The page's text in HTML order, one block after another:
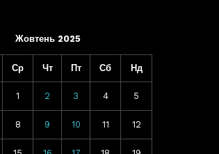
Жовтень 2025
Ср Чт Пт Сб Нд
1 2 3 4 5
8 9 10 11 12